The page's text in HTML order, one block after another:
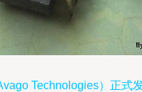
Technologies）正式